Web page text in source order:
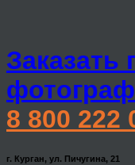
Заказать
8 800 222
г. Курган, ул. Пичугина, 21